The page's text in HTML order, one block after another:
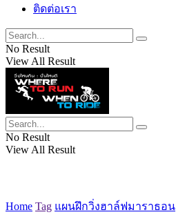
ติดต่อเรา
No Result
View All Result
No Result
View All Result
Home Tag แผนฝึกวิ่งฮาล์ฟมาราธอน